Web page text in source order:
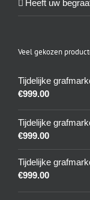
Heeft uw
Veel gekozen
Tijdelijke
€999.00
Tijdelijke
€999.00
Tijdelijke
€999.00